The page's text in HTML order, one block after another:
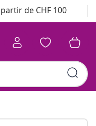
de CHF 100